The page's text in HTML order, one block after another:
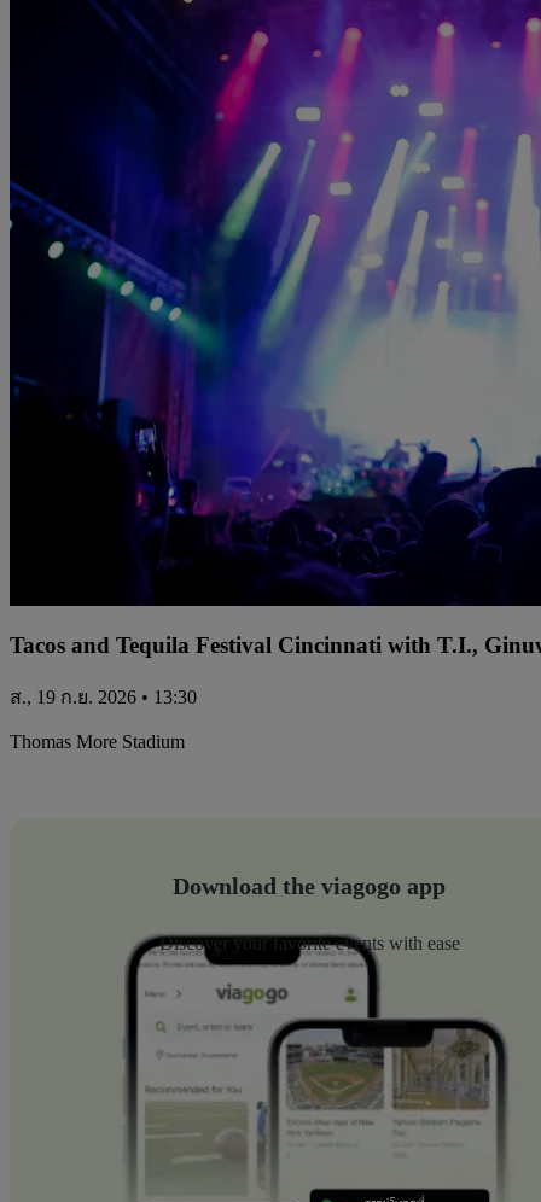
Tacos and Tequila Festival Cincinnati with T.I.,
ส., 19 ก.ย. 2026 • 13:30
Thomas More Stadium
Download the viagogo app
Discover your favorite events with ease